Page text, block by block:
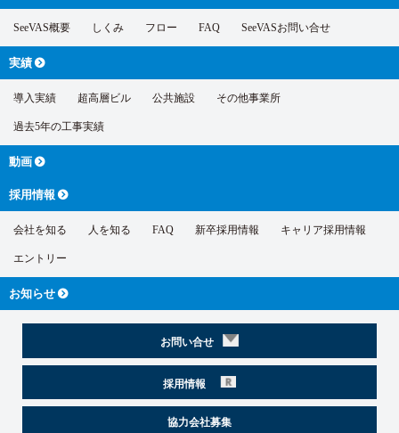
SeeVAS概要 しくみ フロー FAQ SeeVASお問い合せ
実績
導入実績 超高層ビル 公共施設 その他事業所
過去5年の工事実績
動画
採用情報
会社を知る 人を知る FAQ 新卒採用情報 キャリア採用情報
エントリー
お知らせ
お問い合せ
採用情報
協力会社募集